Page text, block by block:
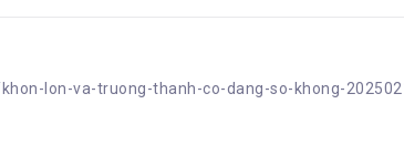
lon-va-truong-thanh-co-dang-so-khong-